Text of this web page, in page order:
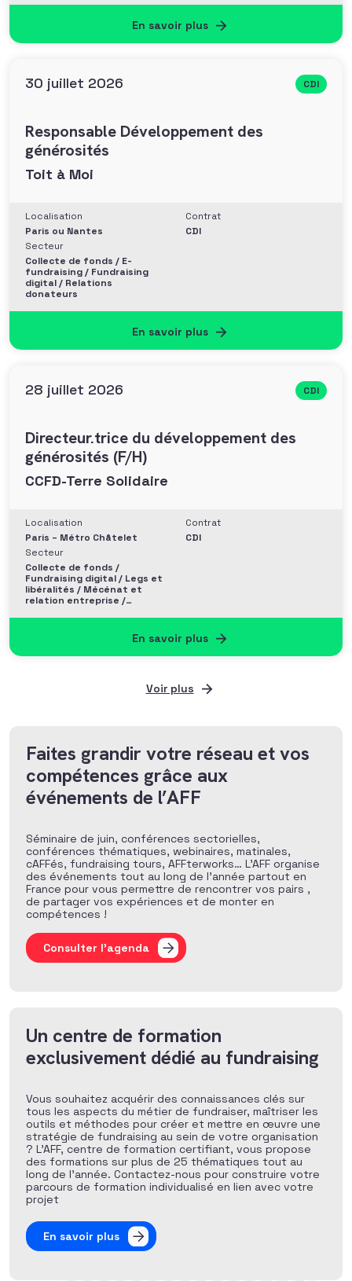
En savoir plus
30 juillet 2026 CDI
Responsable Développement des
générosités
Toit à Moi
Localisation
Paris ou Nantes
Secteur
Collecte de fonds / E-
fundraising / Fundraising
digital / Relations
donateurs
Contrat
CDI
En savoir plus
28 juillet 2026 CDI
Directeur.trice du développement des
générosités (F/H)
CCFD-Terre Solidaire
Localisation
Paris – Métro Châtelet
Secteur
Collecte de fonds /
Fundraising digital / Legs et
libéralités / Mécénat et
relation entreprise /
Contrat
CDI
En savoir plus
Voir plus
Faites grandir votre réseau et vos
compétences grâce aux
événements de l’AFF
Séminaire de juin, conférences sectorielles,
conférences thématiques, webinaires, matinales,
cAFFés, fundraising tours, AFFterworks… L’AFF organise
des événements tout au long de l’année partout en
France pour vous permettre de rencontrer vos pairs ,
de partager vos expériences et de monter en
compétences !
Consulter l'agenda
Un centre de formation
exclusivement dédié au fundraising
Vous souhaitez acquérir des connaissances clés sur
tous les aspects du métier de fundraiser, maîtriser les
outils et méthodes pour créer et mettre en œuvre une
stratégie de fundraising au sein de votre organisation
? L’AFF, centre de formation certifiant, vous propose
des formations sur plus de 25 thématiques tout au
long de l’année. Contactez-nous pour construire votre
parcours de formation individualisé en lien avec votre
projet
En savoir plus